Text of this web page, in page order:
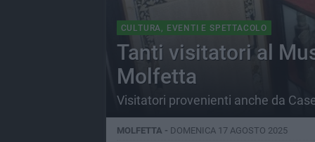
CULTURA, EVENTI E SPETTACOLO
Tanti visitatori al
Molfetta
Visitatori provenienti anche da
MOLFETTA - DOMENICA 17 AGOSTO 2025